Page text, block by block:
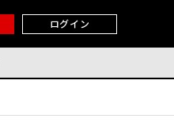
ログイン